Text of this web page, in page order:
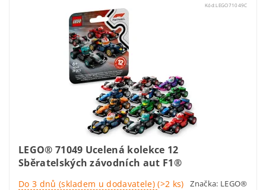
Kód:LEGO71049C
LEGO® 71049 Ucelená kolekce 12
Sběratelských závodních aut F1®
Do 3 dnů (skladem u dodavatele)(>2 ks) Značka: LEGO®